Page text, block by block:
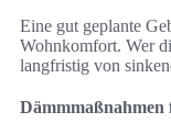
Eine gut geplante
Wohnkomfort. Wer
langfristig von